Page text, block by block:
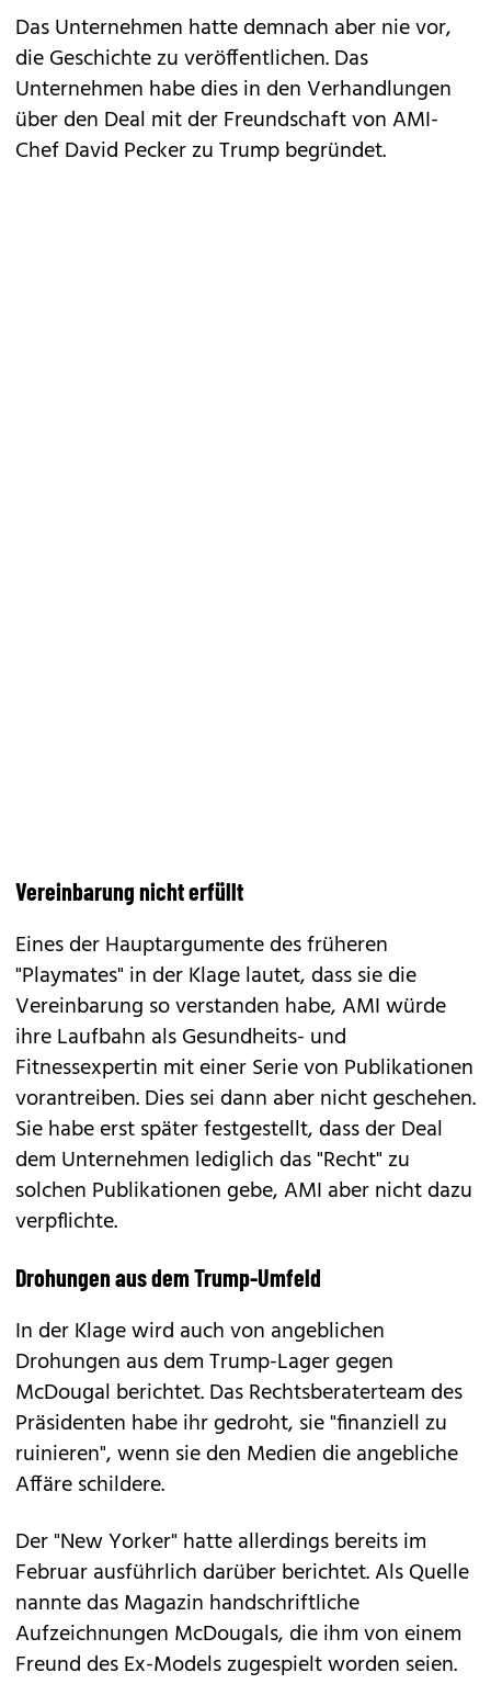
Das Unternehmen hatte demnach aber nie vor,
die Geschichte zu veröffentlichen. Das
Unternehmen habe dies in den Verhandlungen
über den Deal mit der Freundschaft von AMI-
Chef David Pecker zu Trump begründet.
Vereinbarung nicht erfüllt
Eines der Hauptargumente des früheren
"Playmates" in der Klage lautet, dass sie die
Vereinbarung so verstanden habe, AMI würde
ihre Laufbahn als Gesundheits- und
Fitnessexpertin mit einer Serie von Publikationen
vorantreiben. Dies sei dann aber nicht geschehen.
Sie habe erst später festgestellt, dass der Deal
dem Unternehmen lediglich das "Recht" zu
solchen Publikationen gebe, AMI aber nicht dazu
verpflichte.
Drohungen aus dem Trump-Umfeld
In der Klage wird auch von angeblichen
Drohungen aus dem Trump-Lager gegen
McDougal berichtet. Das Rechtsberaterteam des
Präsidenten habe ihr gedroht, sie "finanziell zu
ruinieren", wenn sie den Medien die angebliche
Affäre schildere.
Der "New Yorker" hatte allerdings bereits im
Februar ausführlich darüber berichtet. Als Quelle
nannte das Magazin handschriftliche
Aufzeichnungen McDougals, die ihm von einem
Freund des Ex-Models zugespielt worden seien.